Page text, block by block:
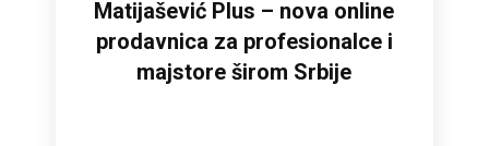
Matijašević Plus – nova online
prodavnica za profesionalce i
majstore širom Srbije